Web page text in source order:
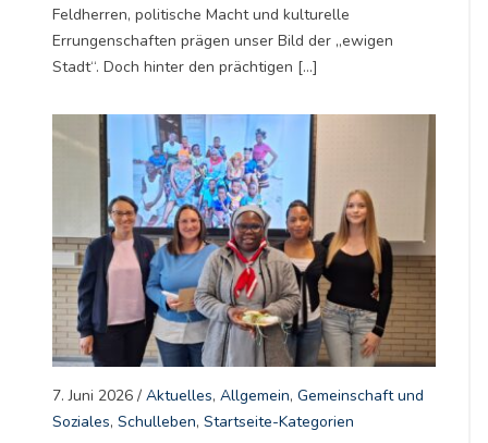
Feldherren, politische Macht und kulturelle
Errungenschaften prägen unser Bild der „ewigen
Stadt“. Doch hinter den prächtigen […]
7. Juni 2026/ Aktuelles, Allgemein, Gemeinschaft und
Soziales, Schulleben, Startseite-Kategorien